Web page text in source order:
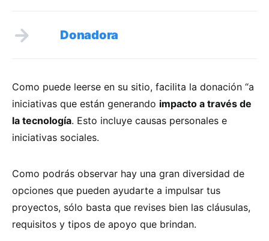
Donadora
Como puede leerse en su sitio, facilita la donación “a
iniciativas que están generando impacto a través de
la tecnología. Esto incluye causas personales e
iniciativas sociales.
Como podrás observar hay una gran diversidad de
opciones que pueden ayudarte a impulsar tus
proyectos, sólo basta que revises bien las cláusulas,
requisitos y tipos de apoyo que brindan.